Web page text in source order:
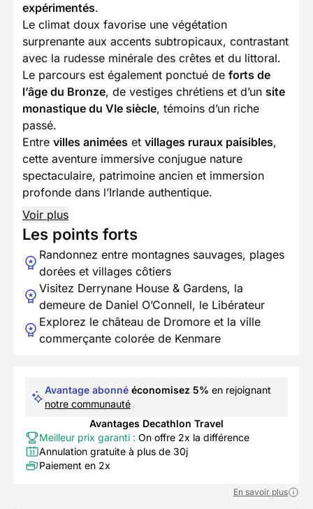
expérimentés.
Le climat doux favorise une végétation
surprenante aux accents subtropicaux, contrastant
avec la rudesse minérale des crêtes et du littoral.
Le parcours est également ponctué de forts de
l’âge du Bronze, de vestiges chrétiens et d’un site
monastique du VIe siècle, témoins d’un riche
passé.
Entre villes animées et villages ruraux paisibles,
cette aventure immersive conjugue nature
spectaculaire, patrimoine ancien et immersion
profonde dans l’Irlande authentique.
Voir plus
Les points forts
Randonnez entre montagnes sauvages, plages
dorées et villages côtiers
Visitez Derrynane House & Gardens, la
demeure de Daniel O’Connell, le Libérateur
Explorez le château de Dromore et la ville
commerçante colorée de Kenmare
Avantage abonné économisez 5% en rejoignant
notre communauté
Avantages Decathlon Travel
Meilleur prix garanti : On offre 2x la différence
Annulation gratuite à plus de 30j
Paiement en 2x
En savoir plus